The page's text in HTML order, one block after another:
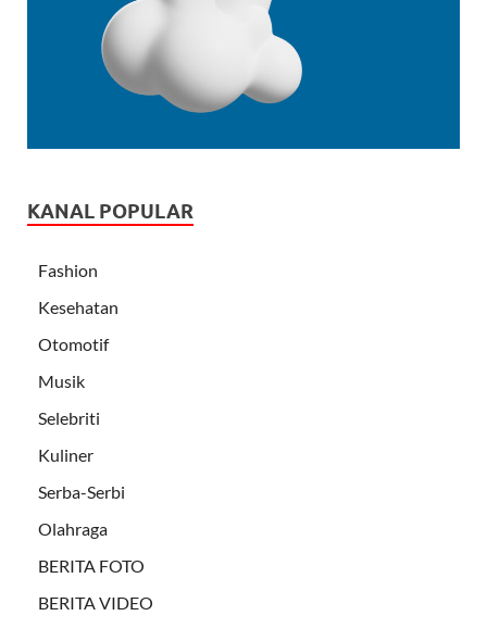
KANAL POPULAR
Fashion
Kesehatan
Otomotif
Musik
Selebriti
Kuliner
Serba-Serbi
Olahraga
BERITA FOTO
BERITA VIDEO